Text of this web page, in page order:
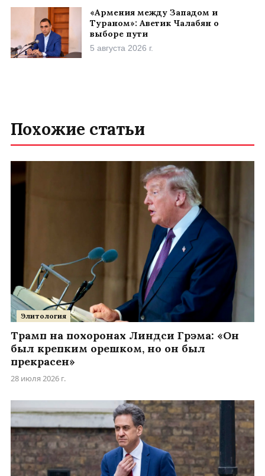
«Армения между Западом и
Тураном»: Аветик Чалабян о
выборе пути
5 августа 2026 г.
Похожие статьи
Элитология
Трамп на похоронах Линдси Грэма: «Он
был крепким орешком, но он был
прекрасен»
28 июля 2026 г.